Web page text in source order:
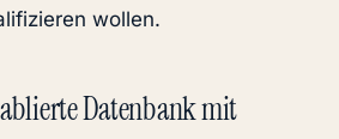
wollen.
Datenbank mit